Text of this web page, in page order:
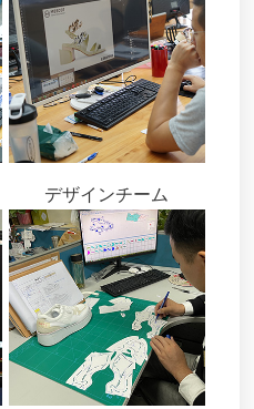
デザインチーム